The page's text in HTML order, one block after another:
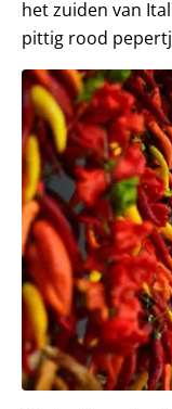
het zuiden van
pittig rood